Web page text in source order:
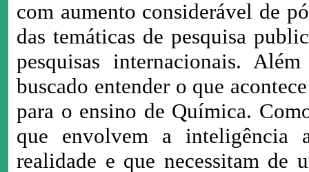
com aumento considerável de
das temáticas de pesquisa
pesquisas internacionais.
buscado entender o que
para o ensino de Química.
que envolvem a inteligência
realidade e que necessitam de